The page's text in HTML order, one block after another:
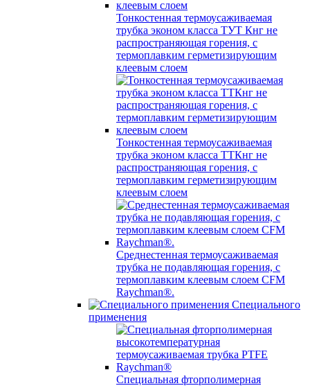
Тонкостенная термоусаживаемая
трубка эконом класса ТУТ Кнг не
распространяющая горения, с
термоплавким герметизирующим
клеевым слоем
Тонкостенная термоусаживаемая
трубка эконом класса ТТКнг не
распространяющая горения, с
термоплавким герметизирующим
клеевым слоем
Среднестенная термоусаживаемая
трубка не подавляющая горения, с
термоплавким клеевым слоем CFM
Raychman®.
Специального
применения
Специальная фторполимерная